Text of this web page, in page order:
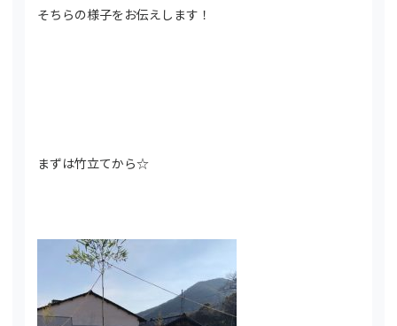
そちらの様子をお伝えします！
まずは竹立てから☆